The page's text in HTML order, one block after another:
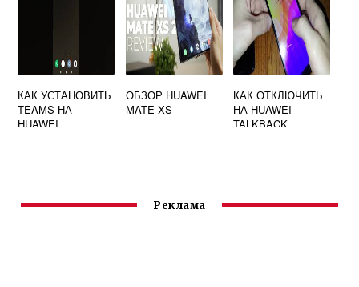
КАК УСТАНОВИТЬ
TEAMS НА
HUAWEI
ОБЗОР HUAWEI
MATE XS
КАК ОТКЛЮЧИТЬ
НА HUAWEI
TALKBACK
Реклама